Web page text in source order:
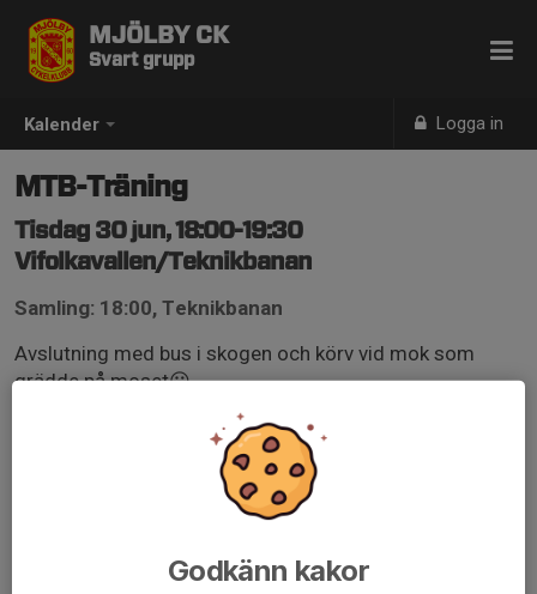
Kalender Logga in
MJÖLBY CK
Svart grupp
MTB-Träning
Tisdag 30 jun, 18:00-19:30
Vifolkavallen/Teknikbanan
Samling: 18:00, Teknikbanan
Avslutning med bus i skogen och körv vid mok som
grädde på moset😃
Godkänn kakor